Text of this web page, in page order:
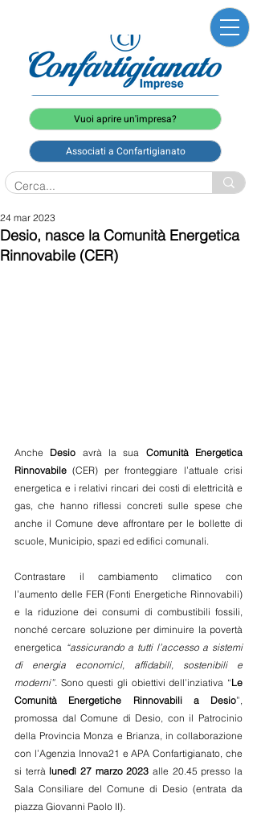
Vuoi aprire un'impresa?
Associati a Confartigianato
Desio, nasce la Comunità Energetica
Rinnovabile (CER)
24 mar 2023
Anche Desio avrà la sua Comunità Energetica
Rinnovabile (CER) per fronteggiare l’attuale crisi
energetica e i relativi rincari dei costi di elettricità e
gas, che hanno riflessi concreti sulle spese che
anche il Comune deve affrontare per le bollette di
scuole, Municipio, spazi ed edifici comunali.
Contrastare il cambiamento climatico con
l’aumento delle FER (Fonti Energetiche Rinnovabili)
e la riduzione dei consumi di combustibili fossili,
nonché cercare soluzione per diminuire la povertà
energetica “assicurando a tutti l’accesso a sistemi
di energia economici, affidabili, sostenibili e
moderni”. Sono questi gli obiettivi dell’inziativa “Le
Comunità Energetiche Rinnovabili a Desio”,
promossa dal Comune di Desio, con il Patrocinio
della Provincia Monza e Brianza, in collaborazione
con l’Agenzia Innova21 e APA Confartigianato, che
si terrà lunedì 27 marzo 2023 alle 20.45 presso la
Sala Consiliare del Comune di Desio (entrata da
piazza Giovanni Paolo II).